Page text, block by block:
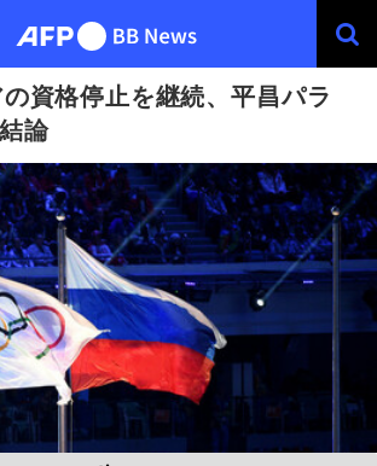
資格停止を継続、平昌パラ
論